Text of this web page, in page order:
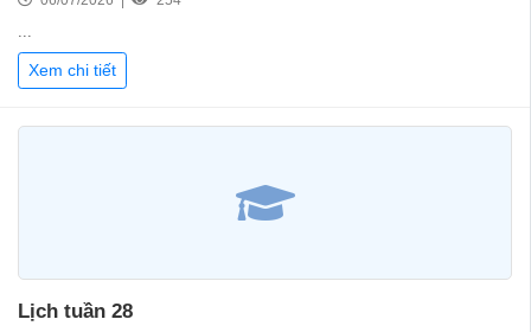
...
Xem chi tiết
Lịch tuần 28